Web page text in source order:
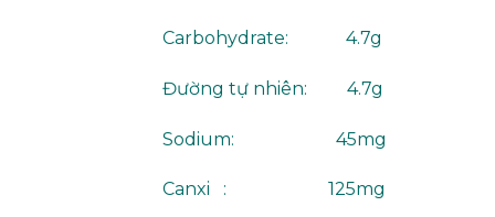
Carbohydrate: 4.7g
Đường tự nhiên: 4.7g
Sodium: 45mg
Canxi : 125mg